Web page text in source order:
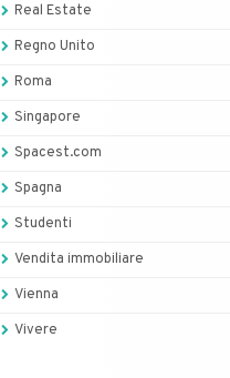
Real Estate
Regno Unito
Roma
Singapore
Spacest.com
Spagna
Studenti
Vendita immobiliare
Vienna
Vivere